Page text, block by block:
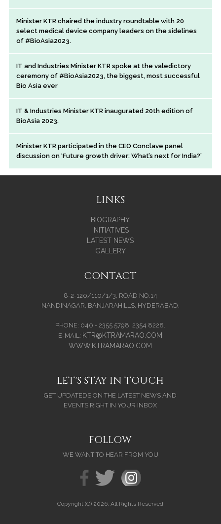
Minister KTR chaired the industry roundtable with 20
select medical device company leaders on the sidelines
of #BioAsia2023.
IT and Industries Minister KTR spoke at the valedictory
ceremony of #BioAsia2023, the biggest, most successful
Bio Asia ever
IT & Industries Minister KTR inaugurated 20th edition of
BioAsia 2023.
Minister KTR participated in the CEO Conclave panel
discussion on ‘Future growth driver: What’s next for India?’
LINKS
BIOGRAPHY
INITIATIVES
LATEST NEWS
GALLERY
CONTACT
8-2-120/110/1/3, ROAD NO.14
NANDINAGAR, BANJARAHILLS, HYDERABAD.
PHONE: 040 - 2355 5798, 2354 8228.
E-MAIL: KTR@KTRAMARAO.COM
WWW.KTRAMARAO.COM
LET'S STAY IN TOUCH
GET UPDATEDS ON THE LATEST NEWS AND
EVENTS RIGHT IN YOUR INBOX
FOLLOW
WE WANT TO HEAR FROM YOU
Copyright (C) 2026. All Rights Reserved